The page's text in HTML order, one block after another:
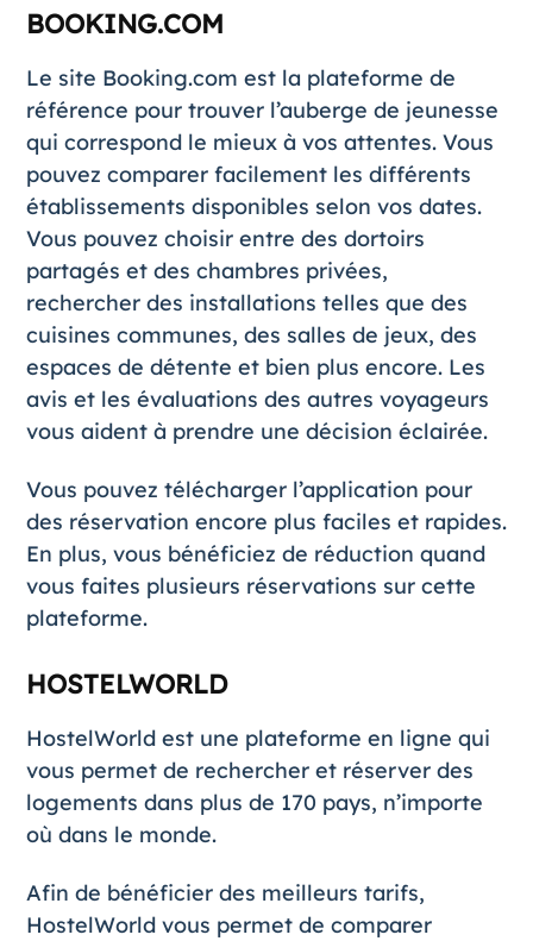
BOOKING.COM
Le site Booking.com est la plateforme de
référence pour trouver l’auberge de jeunesse
qui correspond le mieux à vos attentes. Vous
pouvez comparer facilement les différents
établissements disponibles selon vos dates.
Vous pouvez choisir entre des dortoirs
partagés et des chambres privées,
rechercher des installations telles que des
cuisines communes, des salles de jeux, des
espaces de détente et bien plus encore. Les
avis et les évaluations des autres voyageurs
vous aident à prendre une décision éclairée.
Vous pouvez télécharger l’application pour
des réservation encore plus faciles et rapides.
En plus, vous bénéficiez de réduction quand
vous faites plusieurs réservations sur cette
plateforme.
HOSTELWORLD
HostelWorldest une plateforme en ligne qui
vous permet de rechercher et réserver des
logements dans plus de 170 pays, n’importe
où dans le monde.
Afin de bénéficier des meilleurs tarifs,
HostelWorld vous permet de comparer